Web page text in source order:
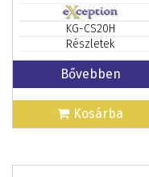
KG-CS20H
Részletek
Bővebben
Kosárba